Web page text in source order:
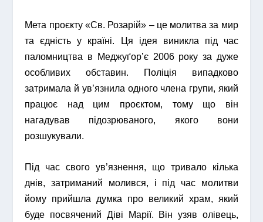
Мета проєкту «Св. Розарій» – це молитва за мир
та єдність у країні. Ця ідея виникла під час
паломництва в Меджуґор’є 2006 року за дуже
особливих обставин. Поліція випадково
затримала й ув’язнила одного члена групи, який
працює над цим проєктом, тому що він
нагадував підозрюваного, якого вони
розшукували.
Під час свого ув’язнення, що тривало кілька
днів, затриманий молився, і під час молитви
йому прийшла думка про великий храм, який
буде посвячений Діві Марії. Він узяв олівець,